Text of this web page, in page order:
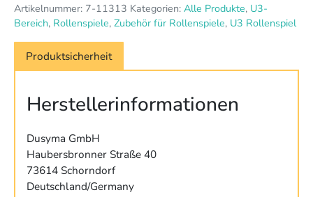
Artikelnummer: 7-11313 Kategorien: Alle Produkte, U3-
Bereich, Rollenspiele, Zubehör für Rollenspiele, U3 Rollenspiel
Produktsicherheit
Herstellerinformationen
Dusyma GmbH
Haubersbronner Straße 40
73614 Schorndorf
Deutschland/Germany